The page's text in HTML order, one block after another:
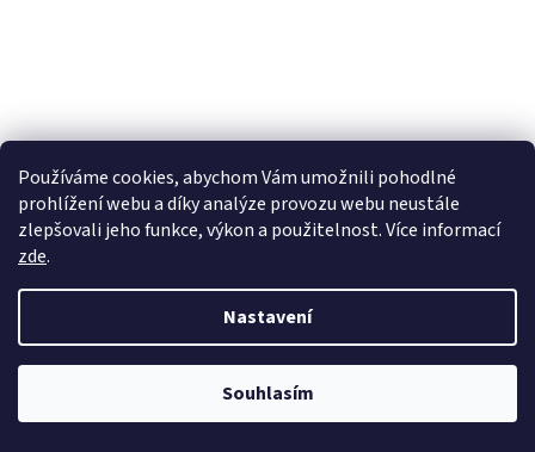
Používáme cookies, abychom Vám umožnili pohodlné
prohlížení webu a díky analýze provozu webu neustále
zlepšovali jeho funkce, výkon a použitelnost. Více informací
zde.
Nastavení
Souhlasím
ZATEPLENÉ NÁVLEKY NA ŘIDÍTKA BMW
Skladem u nás do 7 pracovních dnů
4 587 Kč Do košíku